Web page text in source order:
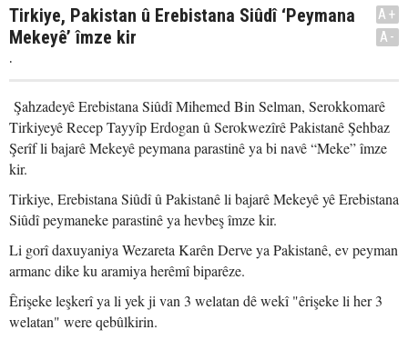
Tirkiye, Pakistan û Erebistana Siûdî ‘Peymana
Mekeyê’ îmze kir
.
A+
A-
Şahzadeyê Erebistana Siûdî Mihemed Bin Selman, Serokkomarê
Tirkiyeyê Recep Tayyîp Erdogan û Serokwezîrê Pakistanê Şehbaz
Şerîf li bajarê Mekeyê peymana parastinê ya bi navê “Meke” îmze
kir.
Tirkiye, Erebistana Siûdî û Pakistanê li bajarê Mekeyê yê Erebistana
Siûdî peymaneke parastinê ya hevbeş îmze kir.
Li gorî daxuyaniya Wezareta Karên Derve ya Pakistanê, ev peyman
armanc dike ku aramiya herêmî biparêze.
Êrişeke leşkerî ya li yek ji van 3 welatan dê wekî "êrişeke li her 3
welatan" were qebûlkirin.